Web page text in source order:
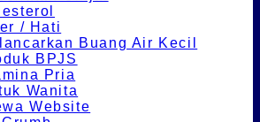
/ Hati
Buang Air Kecil
BPJS
Pria
Wanita
Website